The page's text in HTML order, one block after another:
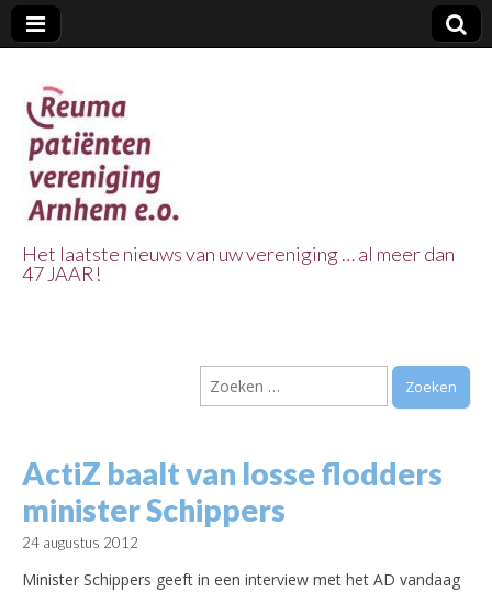
Vereniging
Arnhem e.o.
Het laatste nieuws van uw vereniging … al meer dan
47 JAAR!
Zoeken
naar:
ActiZ baalt van losse flodders
minister Schippers
24 augustus 2012
Minister Schippers geeft in een interview met het AD vandaag